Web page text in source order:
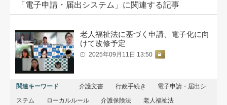
「電子申請・届出システム」に関連する記事
老人福祉法に基づく申請、電子化に向
けて改修予定
2025年09月11日 13:50
関連キーワード 介護文書 行政手続き
電子申請・届出シ
ステム
ローカルルール 介護保険法 老人福祉法